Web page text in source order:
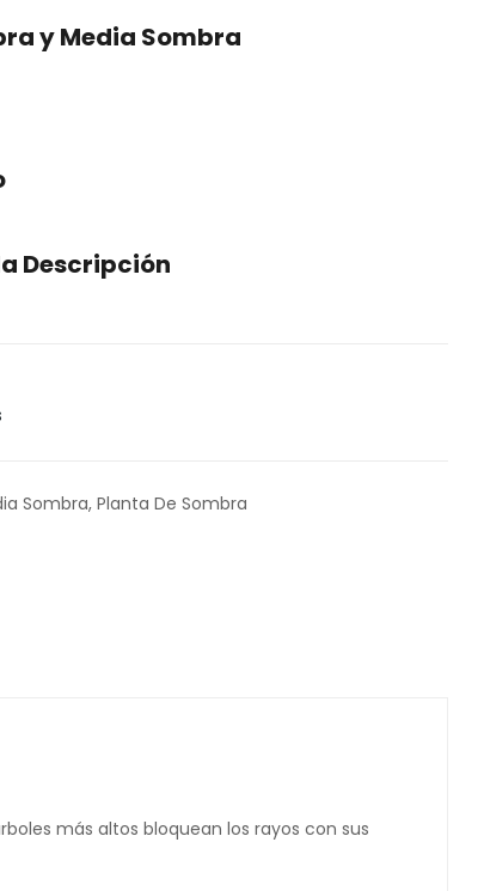
y Media Sombra
Descripción
Sombra, Planta De Sombra
más altos bloquean los rayos con sus